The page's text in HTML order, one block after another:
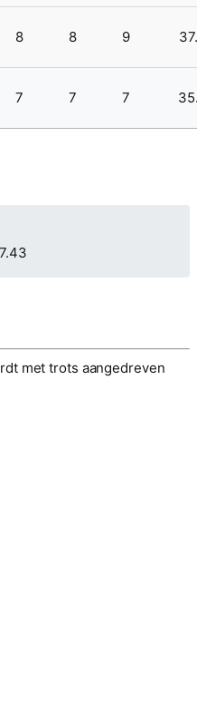
8 8 9
7 7 7
met trots aangedreven